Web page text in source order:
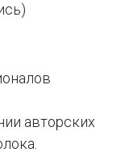
авторских